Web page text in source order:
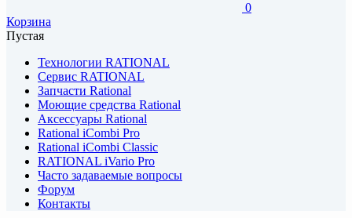
0
Корзина
Пустая
Технологии RATIONAL
Сервис RATIONAL
Запчасти Rational
Моющие средства Rational
Аксессуары Rational
Rational iCombi Pro
Rational iCombi Classic
RATIONAL iVario Pro
Часто задаваемые вопросы
Форум
Контакты